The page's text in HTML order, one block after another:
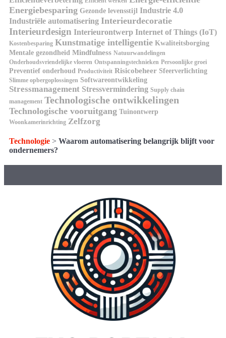
Energiebesparing Gezonde levensstijl Industrie 4.0
Industriële automatisering Interieurdecoratie
Interieurdesign Interieurontwerp Internet of Things (IoT)
Kostenbesparing Kunstmatige intelligentie Kwaliteitsborging
Mentale gezondheid Mindfulness Natuurwandelingen
Onderhoudsvriendelijke vloeren Ontspanningstechnieken Persoonlijke groei
Preventief onderhoud Productiviteit Risicobeheer Sfeerverlichting
Slimme opbergoplossingen Softwareontwikkeling
Stressmanagement Stressvermindering Supply chain
management Technologische ontwikkelingen
Technologische vooruitgang Tuinontwerp
Woonkamerinrichting Zelfzorg
Technologie > Waarom automatisering belangrijk blijft voor
ondernemers?